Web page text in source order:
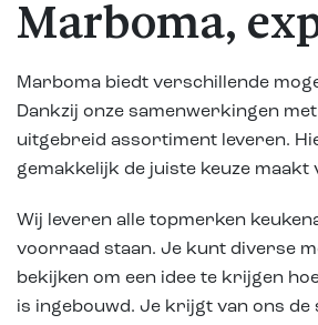
Marboma,
Marboma biedt verschillende
Dankzij onze samenwerkingen
uitgebreid assortiment leveren.
gemakkelijk de juiste keuze
Wij leveren alle topmerken
voorraad staan. Je kunt diverse
bekijken om een idee te krijgen
is ingebouwd. Je krijgt van ons